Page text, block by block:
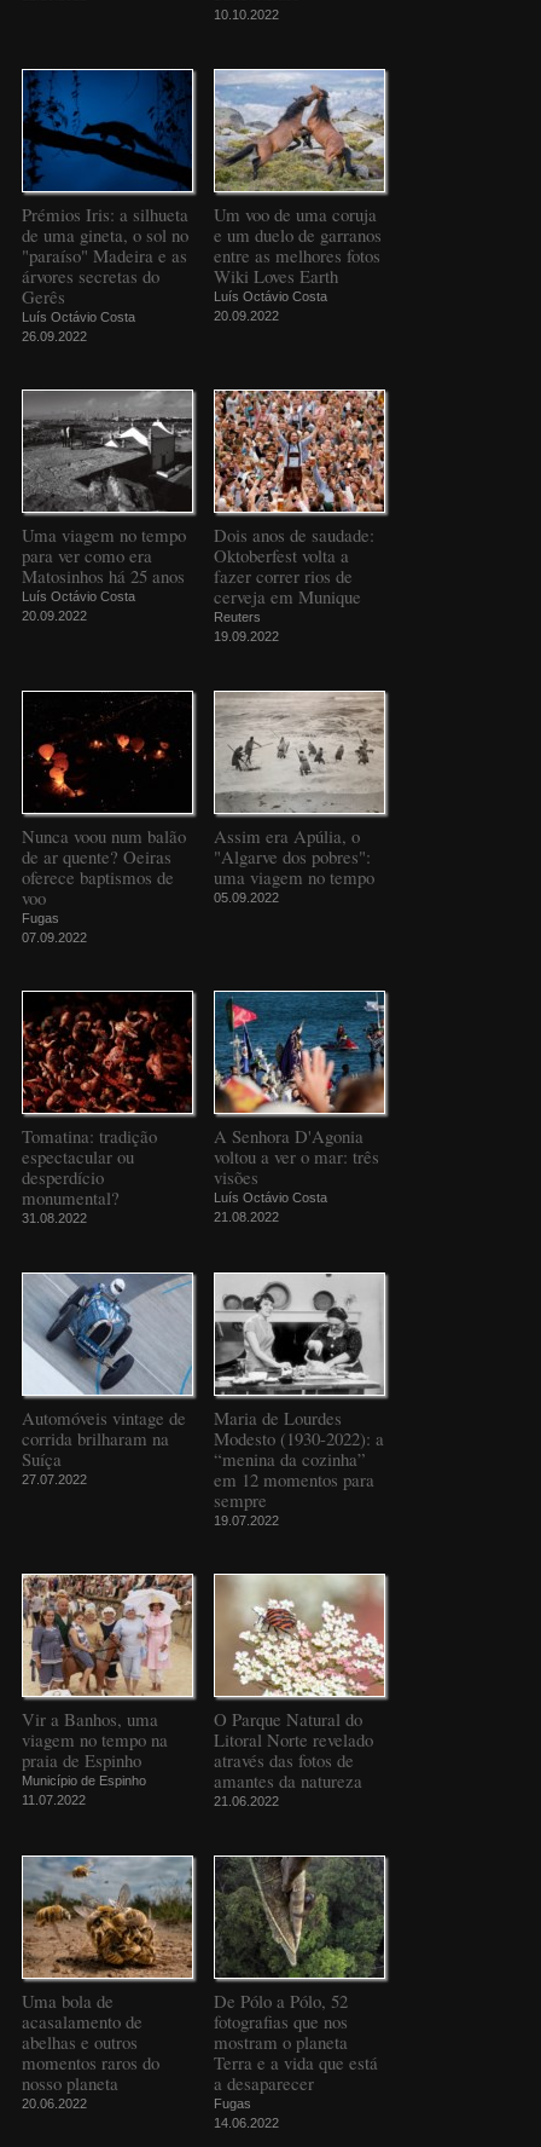
10.10.2022
Prémios Iris: a silhueta
de uma gineta, o sol no
"paraíso" Madeira e as
árvores secretas do
Gerês
Luís Octávio Costa
26.09.2022
Um voo de uma coruja
e um duelo de garranos
entre as melhores fotos
Wiki Loves Earth
Luís Octávio Costa
20.09.2022
Uma viagem no tempo
para ver como era
Matosinhos há 25 anos
Luís Octávio Costa
20.09.2022
Dois anos de saudade:
Oktoberfest volta a
fazer correr rios de
cerveja em Munique
Reuters
19.09.2022
Nunca voou num balão
de ar quente? Oeiras
oferece baptismos de
voo
Fugas
07.09.2022
Assim era Apúlia, o
"Algarve dos pobres":
uma viagem no tempo
05.09.2022
Tomatina: tradição
espectacular ou
desperdício
monumental?
31.08.2022
A Senhora D'Agonia
voltou a ver o mar: três
visões
Luís Octávio Costa
21.08.2022
Automóveis vintage de
corrida brilharam na
Suíça
27.07.2022
Maria de Lourdes
Modesto (1930-2022): a
“menina da cozinha”
em 12 momentos para
sempre
19.07.2022
Vir a Banhos, uma
viagem no tempo na
praia de Espinho
Município de Espinho
11.07.2022
O Parque Natural do
Litoral Norte revelado
através das fotos de
amantes da natureza
21.06.2022
Uma bola de
acasalamento de
abelhas e outros
momentos raros do
nosso planeta
20.06.2022
De Pólo a Pólo, 52
fotografias que nos
mostram o planeta
Terra e a vida que está
a desaparecer
Fugas
14.06.2022